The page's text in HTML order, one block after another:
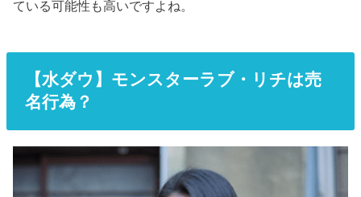
ている可能性も高いですよね。
【水ダウ】モンスターラブ・リチは売
名行為？